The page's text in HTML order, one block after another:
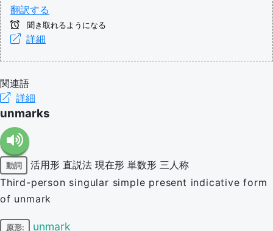
翻訳する
聞き取れるようになる
詳細
関連語
詳細
unmarks
動詞 活用形 直説法 現在形 単数形 三人称
Third-person singular simple present indicative form
of unmark
原形: unmark